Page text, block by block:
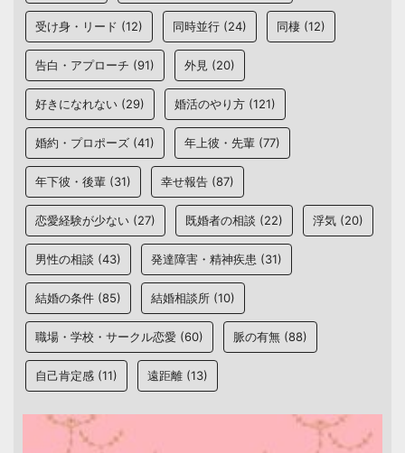
受け身・リード (12) 同時並行 (24) 同棲 (12)
告白・アプローチ (91) 外見 (20)
好きになれない (29) 婚活のやり方 (121)
婚約・プロポーズ (41) 年上彼・先輩 (77)
年下彼・後輩 (31) 幸せ報告 (87)
恋愛経験が少ない (27) 既婚者の相談 (22) 浮気 (20)
男性の相談 (43) 発達障害・精神疾患 (31)
結婚の条件 (85) 結婚相談所 (10)
職場・学校・サークル恋愛 (60) 脈の有無 (88)
自己肯定感 (11) 遠距離 (13)